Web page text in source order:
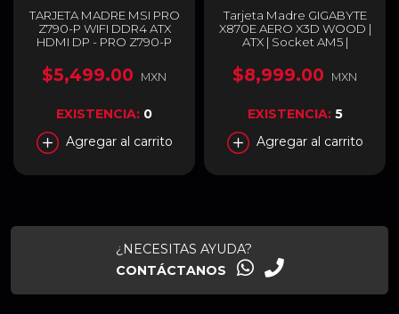
TARJETA MADRE MSI PRO
Z790-P WIFI DDR4 ATX
HDMI DP - PRO Z790-P
$5,499.00 MXN
EXISTENCIA: 0
Agregar al carrito
Tarjeta Madre GIGABYTE
X870E AERO X3D WOOD |
ATX | Socket AM5 |
DDR5 (Hasta 256GB) | 1 X
HDMI / 2 x USB-C | Wi-Fi 7 |
de Madera | Negro |
X870E AERO X DK WOOD
$8,999.00 MXN
EXISTENCIA: 5
Agregar al carrito
¿NECESITAS AYUDA?
CONTÁCTANOS